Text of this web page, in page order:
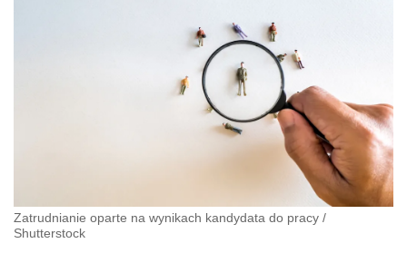
Zatrudnianie oparte na wynikach kandydata do pracy /
Shutterstock